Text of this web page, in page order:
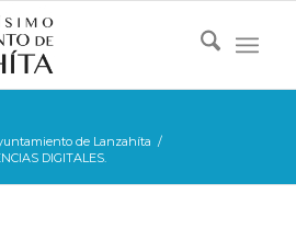
de Lanzahíta /
DIGITALES.